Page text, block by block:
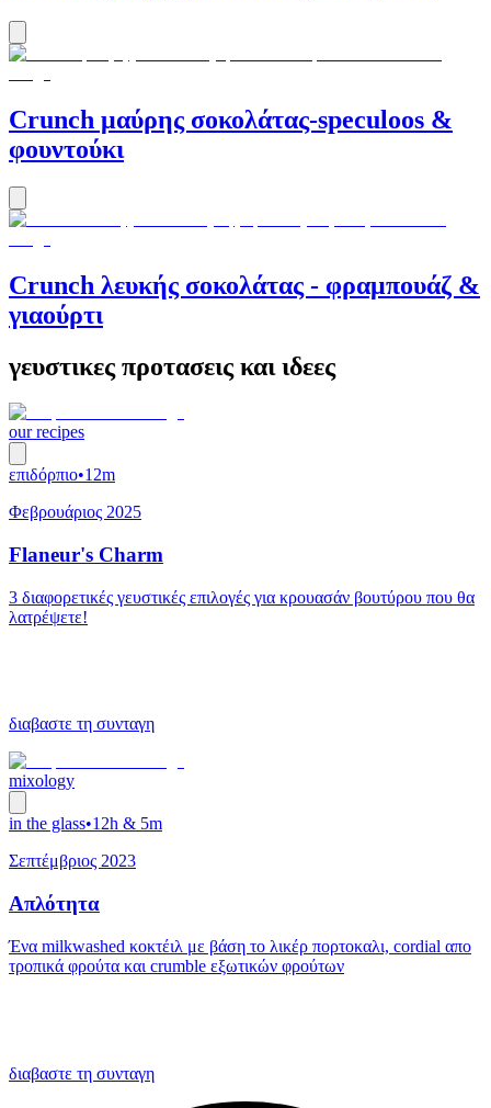
Crunch μαύρης σοκολάτας-speculoos &
φουντούκι
Crunch λευκής σοκολάτας - φραμπουάζ &
γιαούρτι
γευστικες προτασεις και ιδεες
our recipes
επιδόρπιο•12m
Φεβρουάριος 2025
Flaneur's Charm
3 διαφορετικές γευστικές επιλογές για κρουασάν βουτύρου που θα
λατρέψετε!
διαβαστε τη συνταγη
mixology
in the glass•12h & 5m
Σεπτέμβριος 2023
Απλότητα
Ένα milkwashed κοκτέιλ με βάση το λικέρ πορτοκαλι, cordial απο
τροπικά φρούτα και crumble εξωτικών φρούτων
διαβαστε τη συνταγη